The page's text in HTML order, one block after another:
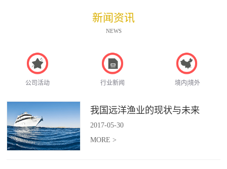
新闻资讯
NEWS
公司活动 行业新闻 境内|境外
我国远洋渔业的现状与未来
2017-05-30
MORE >